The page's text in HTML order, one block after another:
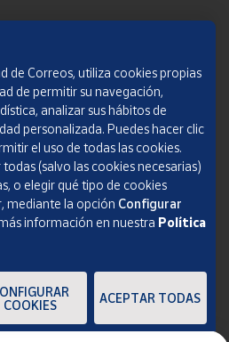
S.A., S.M.E. Todos los derechos
de Correos, utiliza cookies propias
de permitir su navegación,
analizar sus hábitos de
personalizada. Puedes hacer clic
el uso de todas las cookies.
(salvo las cookies necesarias)
o elegir qué tipo de cookies
mediante la opción Configurar
información en nuestra Política
COOKIES
ACEPTAR TODAS